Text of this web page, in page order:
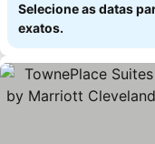
Selecione as datas
exatos.